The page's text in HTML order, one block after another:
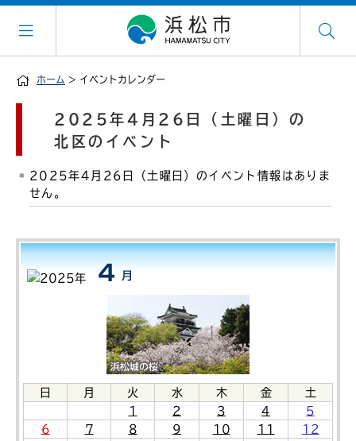
ホーム > イベントカレンダー
日 月 火 水 木 金
土
1
2 3 4
5
6
7 8 9 10 11
12
2025年4月26日（土曜日）の
北区のイベント
2025年4月26日（土曜日）のイベント情報はありま
せん。